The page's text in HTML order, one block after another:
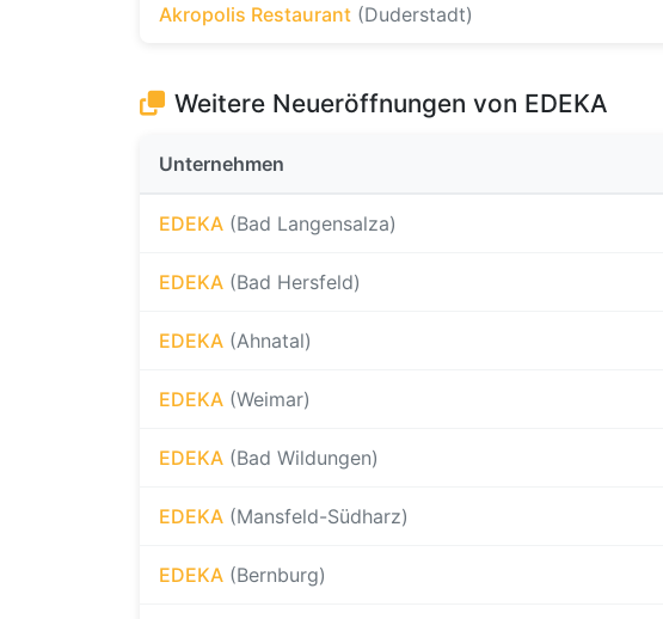
Akropolis Restaurant (Duderstadt)
Weitere Neueröffnungen von EDEKA
Unternehmen
EDEKA (Bad Langensalza)
EDEKA (Bad Hersfeld)
EDEKA (Ahnatal)
EDEKA (Weimar)
EDEKA (Bad Wildungen)
EDEKA (Mansfeld-Südharz)
EDEKA (Bernburg)